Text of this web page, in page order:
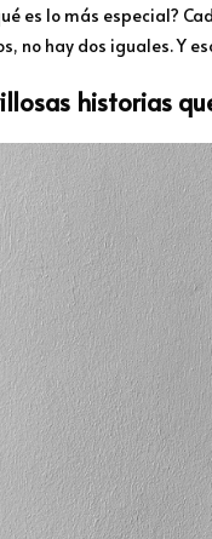
es lo más especial?
no hay dos iguales. Y
historias